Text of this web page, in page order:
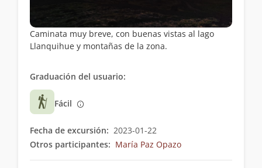
Caminata muy breve, con buenas vistas al lago
Llanquihue y montañas de la zona.
Graduación del usuario:
Fácil
Fecha de excursión: 2023-01-22
Otros participantes: María Paz Opazo